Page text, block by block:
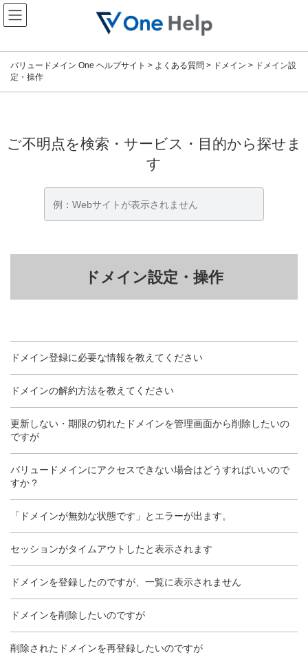
コ
ン
テ
ツ
キ
ナ
ビ
ゲ
シ
に
バリュードメイン One ヘルプサイト > よくある質問 > ドメイン > ドメイン設
定・操作
ご不明点を検索・サービス・目的から探せま
す
ドメイン設定・操作
ドメイン登録に必要な情報を教えてください
ドメインの解約方法を教えてください
更新しない・期限の切れたドメインを管理画面から削除したいの
ですが
バリュードメインにアクセスできない場合はどうすればいいので
すか？
「ドメインが無効な状態です」とエラーが出ます。
セッションがタイムアウトしたと表示されます
ドメインを登録したのですが、一覧に表示されません
ドメインを削除したいのですが
削除されたドメインを再登録したいのですが